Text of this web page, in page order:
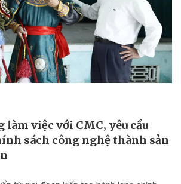
làm việc với CMC, yêu cầu
sách công nghệ thành sản